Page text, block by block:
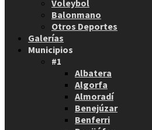
Voleybol
Balonmano
Otros Deportes
Galerías
Municipios
#1
Albatera
Algorfa
Almoradí
Benejúzar
Benferri